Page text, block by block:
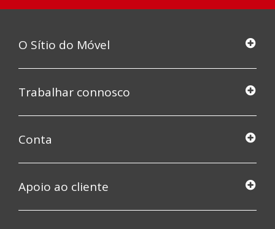
O Sítio do Móvel
Trabalhar connosco
Conta
Apoio ao cliente